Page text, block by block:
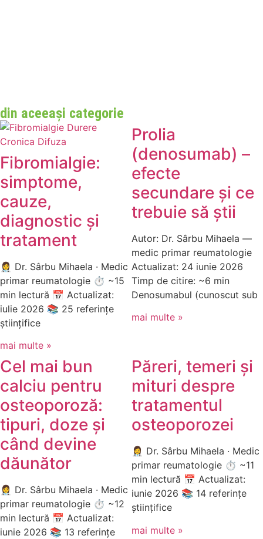
din aceeași categorie
Fibromialgie:
simptome,
cauze,
diagnostic și
tratament
👩‍⚕️ Dr. Sârbu Mihaela · Medic
primar reumatologie ⏱ ~15
min lectură 📅 Actualizat:
iulie 2026 📚 25 referințe
științifice
mai multe »
Prolia
(denosumab) –
efecte
secundare și ce
trebuie să știi
Autor: Dr. Sârbu Mihaela —
medic primar reumatologie
Actualizat: 24 iunie 2026
Timp de citire: ~6 min
Denosumabul (cunoscut sub
mai multe »
Cel mai bun
calciu pentru
osteoporoză:
tipuri, doze și
când devine
dăunător
👩‍⚕️ Dr. Sârbu Mihaela · Medic
primar reumatologie ⏱ ~12
min lectură 📅 Actualizat:
iunie 2026 📚 13 referințe
Păreri, temeri și
mituri despre
tratamentul
osteoporozei
👩‍⚕️ Dr. Sârbu Mihaela · Medic
primar reumatologie ⏱ ~11
min lectură 📅 Actualizat:
iunie 2026 📚 14 referințe
științifice
mai multe »